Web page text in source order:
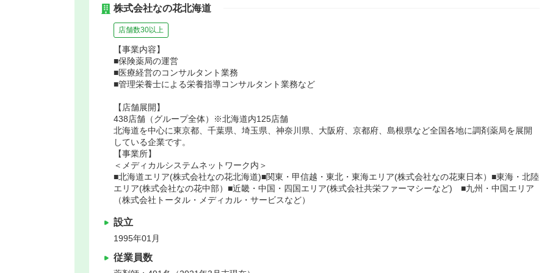
株式会社なの花北海道
店舗数30以上
【事業内容】
■保険薬局の運営
■医療経営のコンサルタント業務
■管理栄養士による栄養指導コンサルタント業務など
【店舗展開】
438店舗（グループ全体）※北海道内125店舗
北海道を中心に東京都、千葉県、埼玉県、神奈川県、大阪府、京都府、島根県など全国各地に調剤薬局を展開
している企業です。
【事業所】
＜メディカルシステムネットワーク内＞
■北海道エリア(株式会社なの花北海道)■関東・甲信越・東北・東海エリア(株式会社なの花東日本）■東海・北陸
エリア(株式会社なの花中部）■近畿・中国・四国エリア(株式会社共栄ファーマシーなど) ■九州・中国エリア
（株式会社トータル・メディカル・サービスなど）
設立
1995年01月
従業員数